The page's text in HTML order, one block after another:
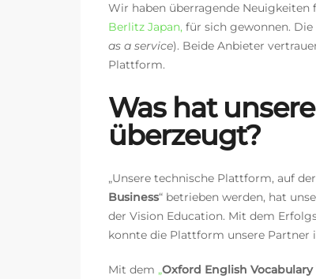
Wir haben überragende Neuigkeiten
Berlitz Japan, für sich gewonnen.
as a service). Beide Anbieter
Plattform.
Was hat
überzeugt?
„Unsere technische Plattform, auf
Business“ betrieben werden, hat
der Vision Education. Mit dem
konnte die Plattform unsere Partner
Mit dem „Oxford English Vocabulary